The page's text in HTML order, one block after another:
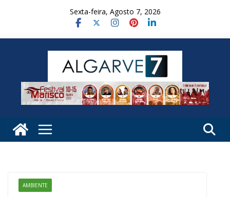
Sexta-feira, Agosto 7, 2026
AMBIENTE